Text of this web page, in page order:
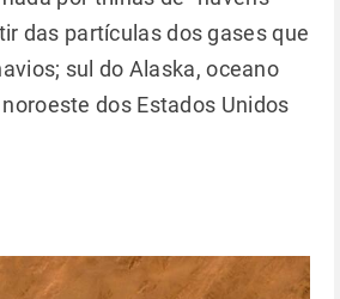
das partículas dos gases que
sul do Alaska, oceano
dos Estados Unidos